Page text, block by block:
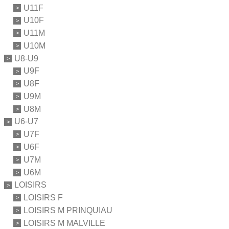
U11F
U10F
U11M
U10M
U8-U9
U9F
U8F
U9M
U8M
U6-U7
U7F
U6F
U7M
U6M
LOISIRS
LOISIRS F
LOISIRS M PRINQUIAU
LOISIRS M MALVILLE